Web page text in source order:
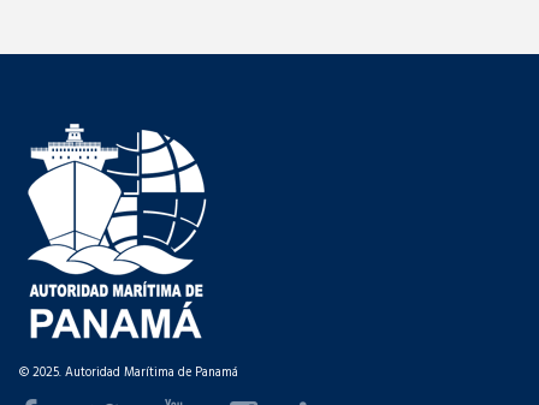
© 2025. Autoridad Marítima de Panamá